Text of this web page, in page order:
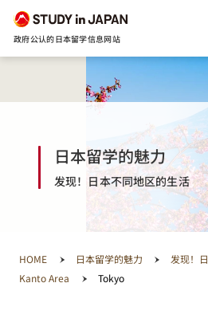
政府公认的日本留学信息网站
日本留学的魅力
发现！日本不同地区的生活
HOME 日本留学的魅力
发现！
Kanto Area
Tokyo